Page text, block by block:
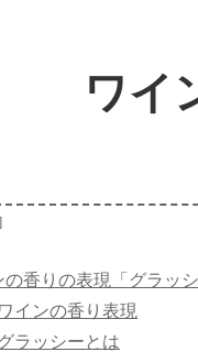
ワイ
の香りの表現「グラッシ
ワインの香り表現
グラッシーとは